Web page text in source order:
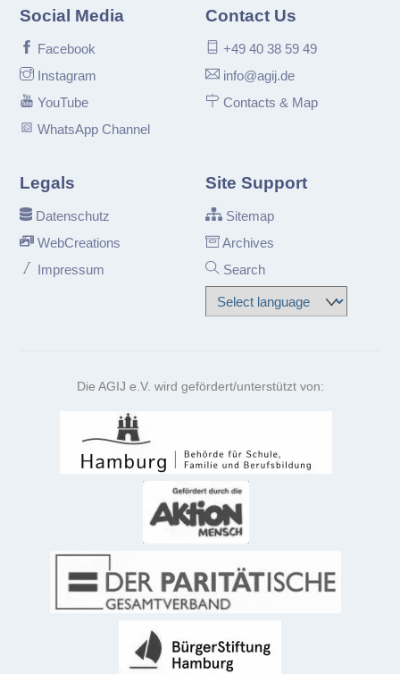
Social Media
Facebook
Instagram
YouTube
WhatsApp Channel
Contact Us
+49 40 38 59 49
info@agij.de
Contacts & Map
Legals
Datenschutz
WebCreations
Impressum
Site Support
Sitemap
Archives
Search
Die AGIJ e.V. wird gefördert/unterstützt von: